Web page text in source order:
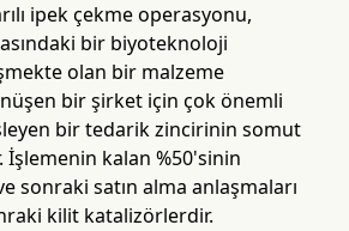
ipek çekme operasyonu,
bir biyoteknoloji
olan bir malzeme
bir şirket için çok önemli
bir tedarik zincirinin somut
İşlemenin kalan %50'sinin
sonraki satın alma anlaşmaları
kilit katalizörlerdir.